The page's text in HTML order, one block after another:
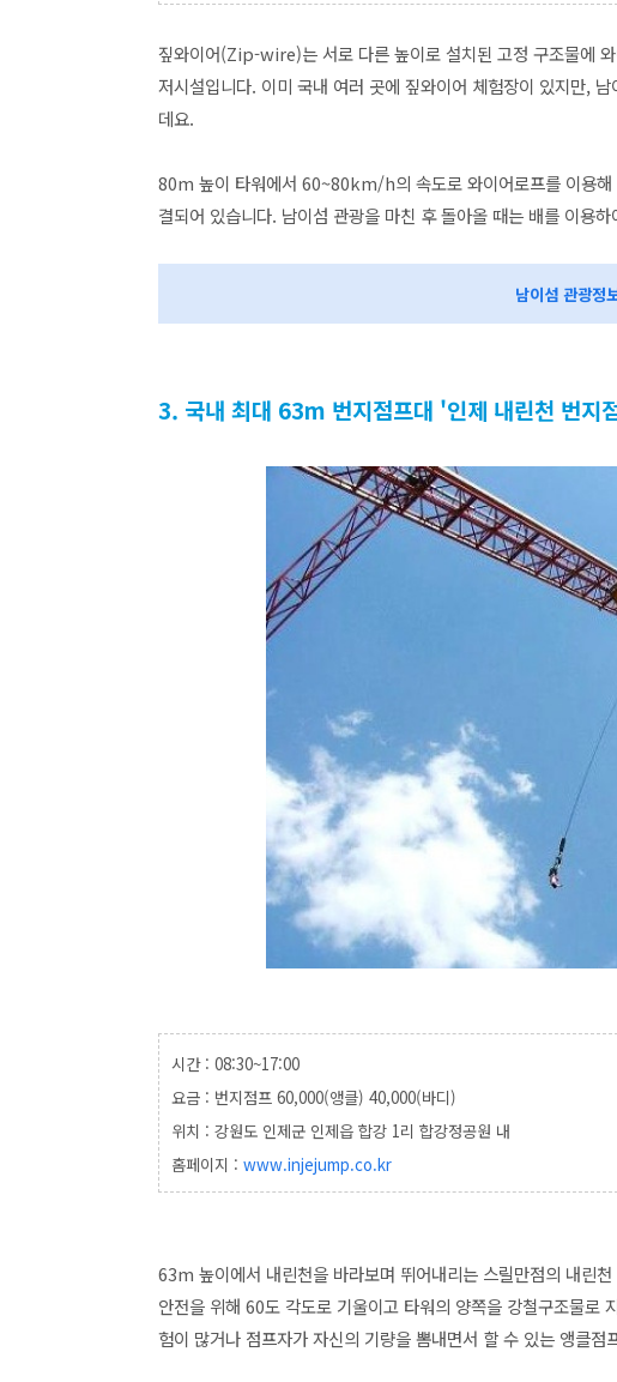
짚와이어(Zip-wire)는 서로 다른 높이로 설치된 고정 구조물에
저시설입니다. 이미 국내 여러 곳에 짚와이어 체험장이 있지만,
데요.
80m 높이 타워에서 60~80km/h의 속도로 와이어로프를 이용해
결되어 있습니다. 남이섬 관광을 마친 후 돌아올 때는 배를 이용
남이섬 관광정
3. 국내 최대 63m 번지점프대 '인제 내린천 번지
시간 : 08:30~17:00
요금 : 번지점프 60,000(앵클) 40,000(바디)
위치 : 강원도 인제군 인제읍 합강 1리 합강정공원 내
홈페이지 : www.injejump.co.kr
63m 높이에서 내린천을 바라보며 뛰어내리는 스릴만점의 내린
안전을 위해 60도 각도로 기울이고 타워의 양쪽을 강철구조물로
험이 많거나 점프자가 자신의 기량을 뽐내면서 할 수 있는 앵클